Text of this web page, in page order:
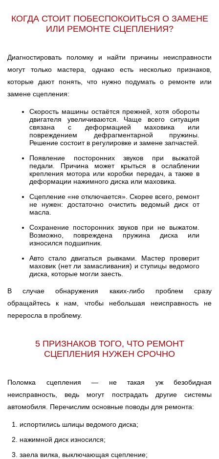
КОГДА СТОИТ ПОБЕСПОКОИТЬСЯ О ЗАМЕНЕ
ИЛИ РЕМОНТЕ СЦЕПЛЕНИЯ?
Диагностировать поломку и найти причины неисправности
могут только мастера, однако есть несколько признаков,
которые дают понять, что нужно подумать о ремонте или
замене сцепления:
Скорость машины остаётся прежней, хотя обороты
двигателя увеличиваются. Чаще всего ситуация
связана с деформацией маховика или
повреждением дефрагментарной пружины.
Решение состоит в регулировке и замене запчастей.
Появление посторонних звуков при выжатой
педали. Причина может крыться в ослаблении
крепления мотора или коробки передач, а также в
деформации нажимного диска или маховика.
Сцепление «не отключается». Скорее всего, ремонт
не нужен: достаточно очистить ведомый диск от
масла.
Сохранение посторонних звуков при не выжатом.
Возможно, повреждена пружина диска или
износился подшипник.
Авто стало двигаться рывками. Мастер проверит
маховик (нет ли замасливания) и ступицы ведомого
диска, которые могли заесть.
В случае обнаружения каких-либо проблем сразу
обращайтесь к нам, чтобы небольшая неисправность не
переросла в проблему.
5 ПРИЗНАКОВ ТОГО, ЧТО РЕМОНТ
СЦЕПЛЕНИЯ НУЖЕН СРОЧНО
Поломка сцепления — не такая уж безобидная
неисправность, ведь могут пострадать другие системы
автомобиля. Перечислим основные поводы для ремонта:
испортились шлицы ведомого диска;
нажимной диск износился;
заела вилка, выключающая сцепление;